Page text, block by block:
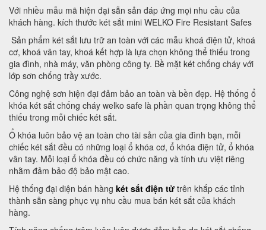
Với nhiều mẫu mã hiện đại sẵn sản đáp ứng mọi nhu cầu của
khách hàng. kích thước két sắt mini WELKO Fire Resistant Safes
Sản phẩm két sắt lưu trữ an toàn với các mẫu khoá điện tử, khoá
cơ, khoá vân tay, khoá kết hợp là lựa chọn không thể thiếu trong
gia đình, nhà máy, văn phòng công ty. Bề mặt két chống cháy với
lớp sơn chống trầy xước.
Công nghệ sơn hiện đại đảm bảo an toàn và bền đẹp. Hệ thống ổ
khóa két sắt chống cháy welko safe là phần quan trọng không thể
thiếu trong mỗi chiếc két sắt.
Ổ khóa luôn bảo vệ an toàn cho tài sản của gia đình bạn, mỗi
chiếc két sắt đều có những loại ổ khóa cơ, ổ khóa điện tử, ổ khóa
vân tay. Mỗi loại ổ khóa đều có chức năng và tính ưu việt riêng
nhằm đảm bảo độ bảo mật cao.
Hệ thống đại diện bán hàng két sắt điện tử trên khắp các tỉnh
thành sẵn sàng phục vụ nhu cầu mua bán két sắt của khách
hàng.